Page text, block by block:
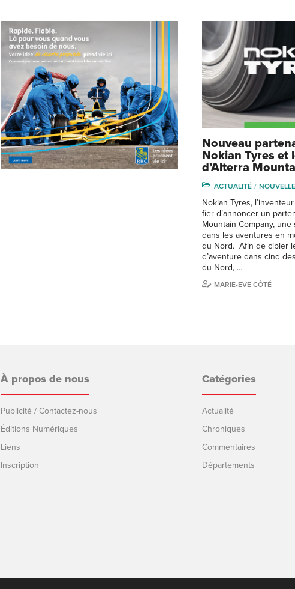
Nouveau
Nokian Tyres et
d’Alterra
ACTUALITÉ
Nokian Tyres,
fier d’annoncer un
Mountain Company,
dans les aventures en
du Nord. Afin de cibler
d’aventure dans cinq
du Nord, …
MARIE-EVE CÔTÉ
À propos de nous
Publicité / Contactez-nous
Éditions Numériques
Liens
Inscription
Catégories
Actualité
Chroniques
Commentaires
Départements